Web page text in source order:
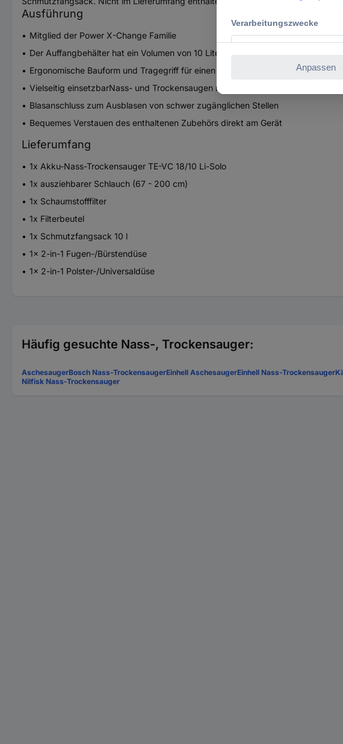
Ausführung
Mitglied der Power X-Change Familie
Der Auffangbehälter hat ein Volumen von 10 Litern
Ergonomische Bauform und Tragegriff für einen einfachen Transport
Vielseitig einsetzbarNass- und Trockensaugen möglich
Blasanschluss zum Ausblasen von schwer zugänglichen Stellen
Bequemes Verstauen des enthaltenen Zubehörs direkt am Gerät
Lieferumfang
1x Akku-Nass-Trockensauger TE-VC 18/10 Li-Solo
1x ausziehbarer Schlauch (67 - 200 cm)
1x Schaumstofffilter
1x Filterbeutel
1x Schmutzfangsack 10 l
1x 2-in-1 Fugen-/Bürstendüse
1x 2-in-1 Polster-/Universaldüse
Häufig gesuchte Nass-, Trockensauger:
AschesaugerBosch Nass-TrockensaugerEinhell AschesaugerEinhell Nass-Trockensauger
Nilfisk Nass-Trockensauger